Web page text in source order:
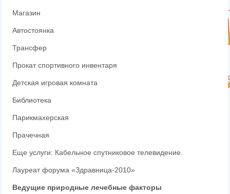
Магазин
Автостоянка
Трансфер
Прокат спортивного инвентаря
Детская игровая комната
Библиотека
Парикмахерская
Прачечная
Еще услуги: Кабельное спутниковое телевидение.
Лауреат форума «Здравница-2010»
Ведущие природные лечебные факторы